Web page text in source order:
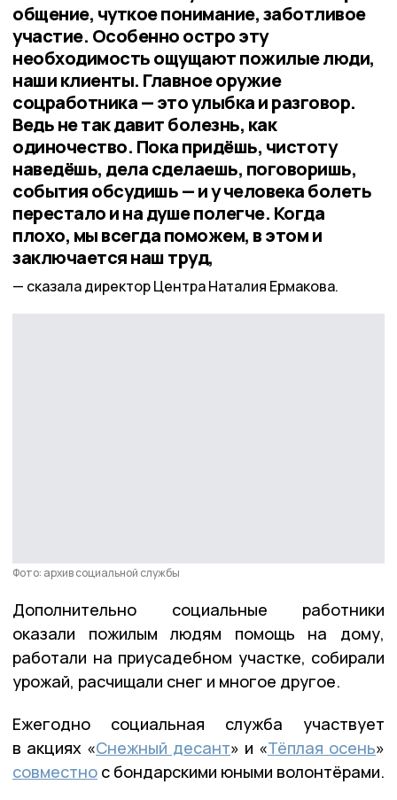
общение, чуткое понимание, заботливое
участие. Особенно остро эту
необходимость ощущают пожилые люди,
наши клиенты. Главное оружие
соцработника — это улыбка и разговор.
Ведь не так давит болезнь, как
одиночество. Пока придёшь, чистоту
наведёшь, дела сделаешь, поговоришь,
события обсудишь — и у человека болеть
перестало и на душе полегче. Когда
плохо, мы всегда поможем, в этом и
заключается наш труд,
сказала директор Центра Наталия Ермакова.
Фото: архив социальной службы
Дополнительно социальные работники
оказали пожилым людям помощь на дому,
работали на приусадебном участке, собирали
урожай, расчищали снег и многое другое.
Ежегодно социальная служба участвует
в акциях «Снежный десант» и «Тёплая осень»
совместно с бондарскими юными волонтёрами.